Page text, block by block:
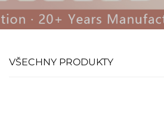
VŠECHNY PRODUKTY